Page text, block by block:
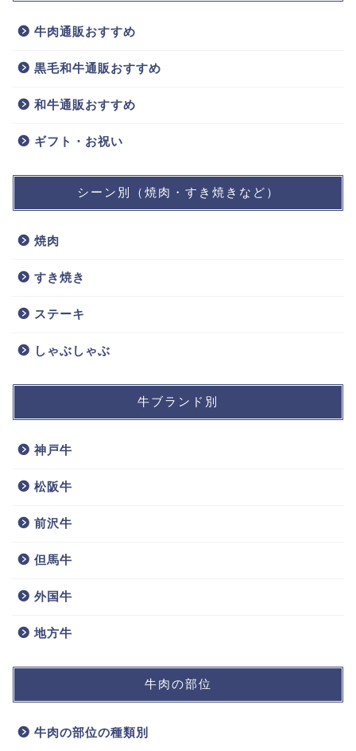
牛肉通販おすすめ
黒毛和牛通販おすすめ
和牛通販おすすめ
ギフト・お祝い
シーン別（焼肉・すき焼きなど）
焼肉
すき焼き
ステーキ
しゃぶしゃぶ
牛ブランド別
神戸牛
松阪牛
前沢牛
但馬牛
外国牛
地方牛
牛肉の部位
牛肉の部位の種類別